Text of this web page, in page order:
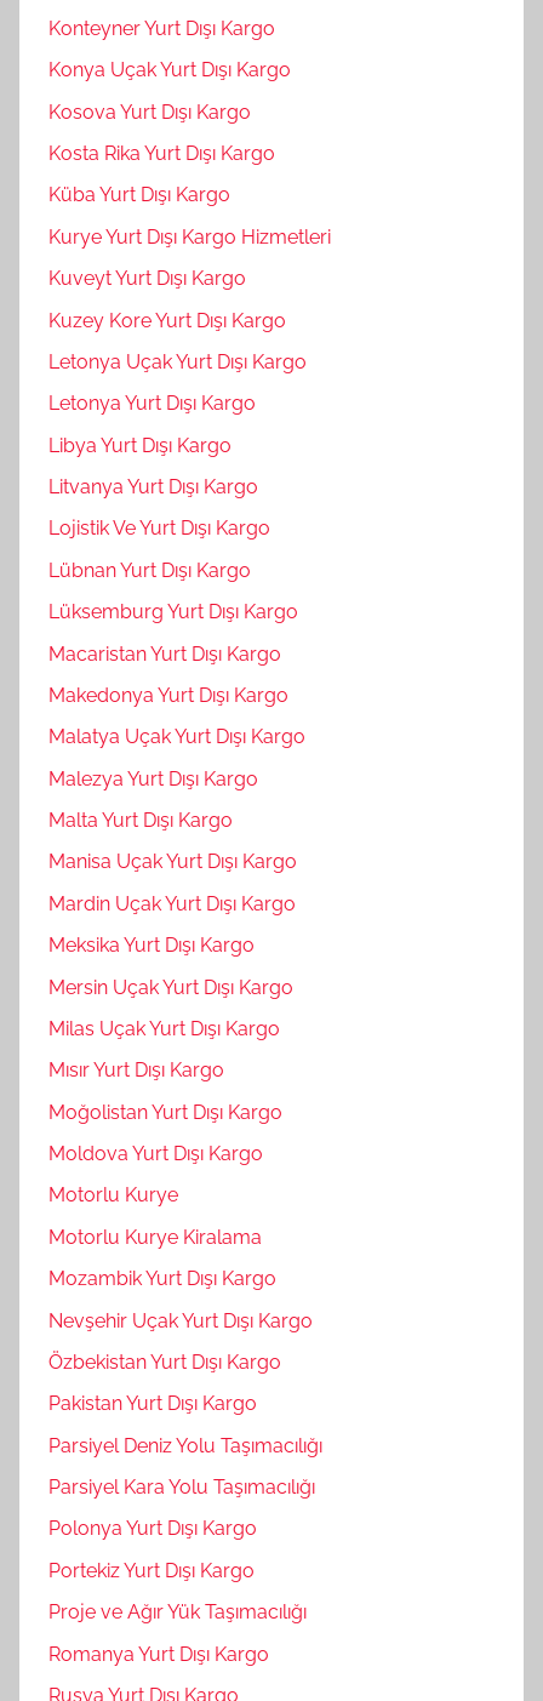
Konteyner Yurt Dışı Kargo
Konya Uçak Yurt Dışı Kargo
Kosova Yurt Dışı Kargo
Kosta Rika Yurt Dışı Kargo
Küba Yurt Dışı Kargo
Kurye Yurt Dışı Kargo Hizmetleri
Kuveyt Yurt Dışı Kargo
Kuzey Kore Yurt Dışı Kargo
Letonya Uçak Yurt Dışı Kargo
Letonya Yurt Dışı Kargo
Libya Yurt Dışı Kargo
Litvanya Yurt Dışı Kargo
Lojistik Ve Yurt Dışı Kargo
Lübnan Yurt Dışı Kargo
Lüksemburg Yurt Dışı Kargo
Macaristan Yurt Dışı Kargo
Makedonya Yurt Dışı Kargo
Malatya Uçak Yurt Dışı Kargo
Malezya Yurt Dışı Kargo
Malta Yurt Dışı Kargo
Manisa Uçak Yurt Dışı Kargo
Mardin Uçak Yurt Dışı Kargo
Meksika Yurt Dışı Kargo
Mersin Uçak Yurt Dışı Kargo
Milas Uçak Yurt Dışı Kargo
Mısır Yurt Dışı Kargo
Moğolistan Yurt Dışı Kargo
Moldova Yurt Dışı Kargo
Motorlu Kurye
Motorlu Kurye Kiralama
Mozambik Yurt Dışı Kargo
Nevşehir Uçak Yurt Dışı Kargo
Özbekistan Yurt Dışı Kargo
Pakistan Yurt Dışı Kargo
Parsiyel Deniz Yolu Taşımacılığı
Parsiyel Kara Yolu Taşımacılığı
Polonya Yurt Dışı Kargo
Portekiz Yurt Dışı Kargo
Proje ve Ağır Yük Taşımacılığı
Romanya Yurt Dışı Kargo
Rusya Yurt Dışı Kargo